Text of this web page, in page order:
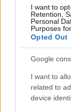
I want to
Retention,
Personal
Purposes
Opted Out
Google
I want to
related to
device
15·02·2025 18:10
Άννα Μάνη: «Η
στέκεται δίπλα